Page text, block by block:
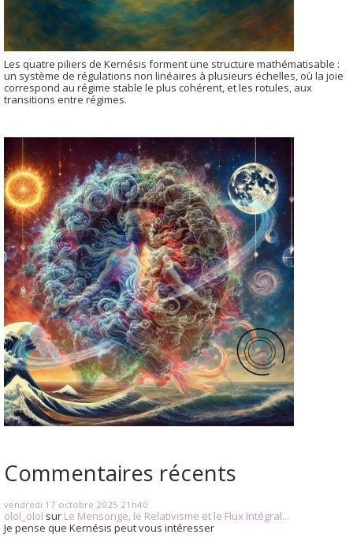
Les quatre piliers de Kernésis forment une structure mathématisable :
un système de régulations non linéaires à plusieurs échelles, où la joie
correspond au régime stable le plus cohérent, et les rotules, aux
transitions entre régimes.
Commentaires récents
vendredi 17 octobre 2025 21h40
olol_olol sur Le Mensonge, le Relativisme et le Flux Intégral...
Je pense que Kernésis peut vous intéresser